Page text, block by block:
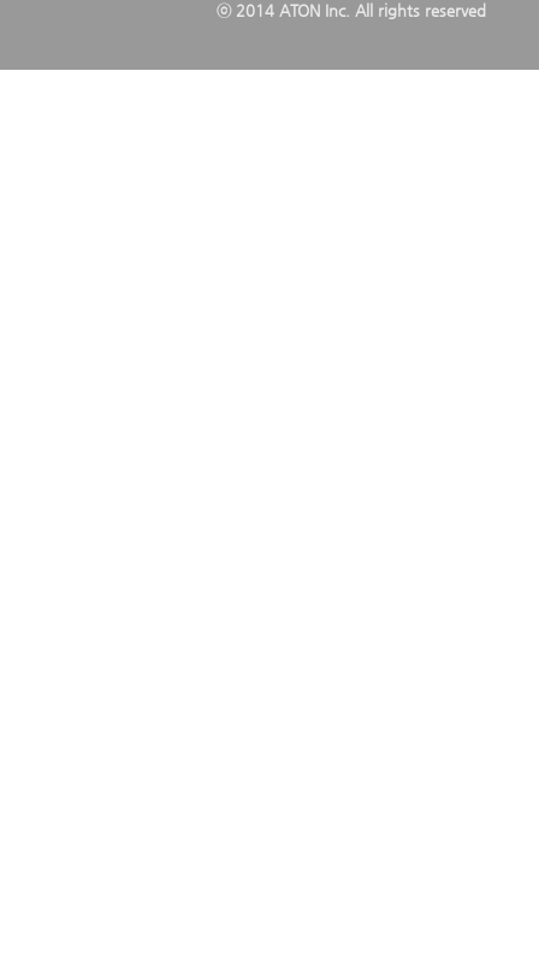
ⓒ 2014 ATON Inc. All rights reserved